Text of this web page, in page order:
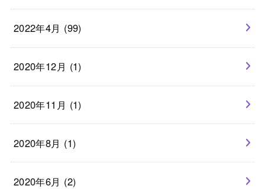
2022年4月 (99)
2020年12月 (1)
2020年11月 (1)
2020年8月 (1)
2020年6月 (2)